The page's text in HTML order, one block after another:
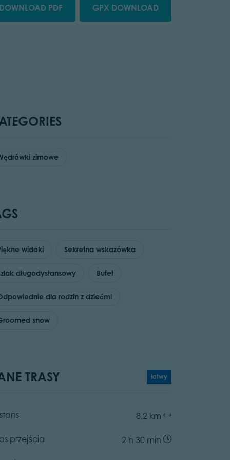
DOWNLOAD PDF GPX DOWNLOAD
zimowe
widoki Sekretna wskazówka
długodystansowy Bufet
dla rodzin z dziećmi
snow
TRASY łatwy
8,2 km
przejścia 2 h 30 min